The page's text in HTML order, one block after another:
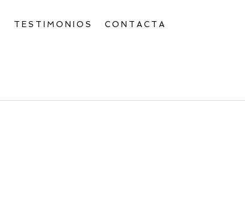
TESTIMONIOS CONTACTA